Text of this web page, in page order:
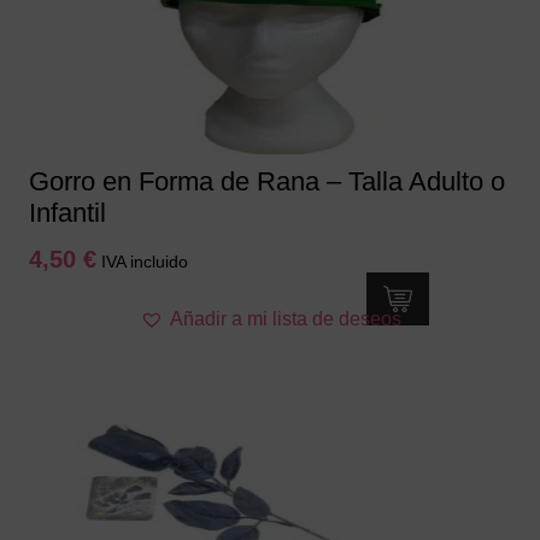
elegir
Gorro en Forma de Rana – Talla Adulto o
Infantil
4,50 € IVA incluido
Añadir a mi lista de deseos